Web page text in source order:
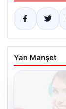
Yan Manşet